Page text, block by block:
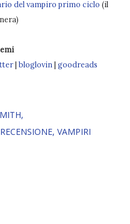
del vampiro primo ciclo (il
| bloglovin | goodreads
RECENSIONE VAMPIRI